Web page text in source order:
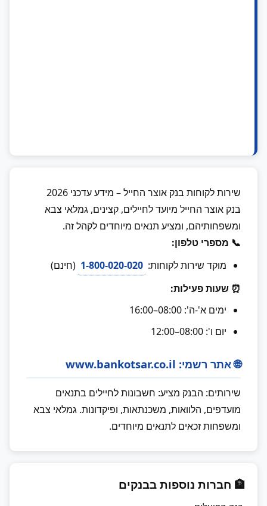
שירות לקוחות בנק אוצר החייל – מידע עדכני 2026
בנק אוצר החייל מיועד לחיילים, קצינים, גמלאי צבא
ומשפחותיהם, ומציע תנאים מיוחדים לקהל זה.
📞 מספרי טלפון:
מוקד שירות לקוחות: 1-800-020-020 (חינם)
⏰ שעות פעילות:
ימים א'-ה': 08:00–16:00
יום ו': 08:00–12:00
🌐 אתר רשמי: www.bankotsar.co.il
שירותים: הבנק מציע: חשבונות לחיילים בתנאים
מועדפים, הלוואות, משכנתאות, ופיקדונות. גמלאי צבא
ומשפחות זכאים לתנאים מיוחדים.
🏦 חברות נוספות בבנקים